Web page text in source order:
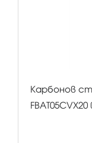
Карбонов